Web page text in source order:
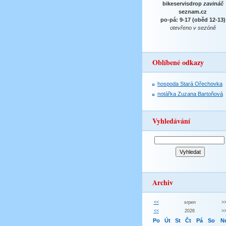
bikeservisdrop zavináč
seznam.cz
po-pá: 9-17 (oběd 12-13)
otevřeno v sezóně
Oblíbené odkazy
hospoda Stará Ořechovka
notářka Zuzana Bartoňová
Vyhledávání
Archiv
<< srpen
>>
<<
2026 >>
Po Út St Čt Pá So